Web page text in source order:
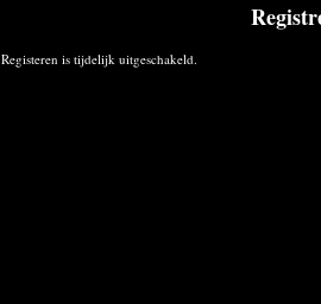
Registeren is tijdelijk uitgeschakeld.